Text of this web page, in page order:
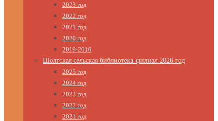
2023 год
2022 год
2021 год
2020 год
2019-2016
Шолгская сельская библиотека-филиал 2026 год
2025 год
2024 год
2023 год
2022 год
2021 год